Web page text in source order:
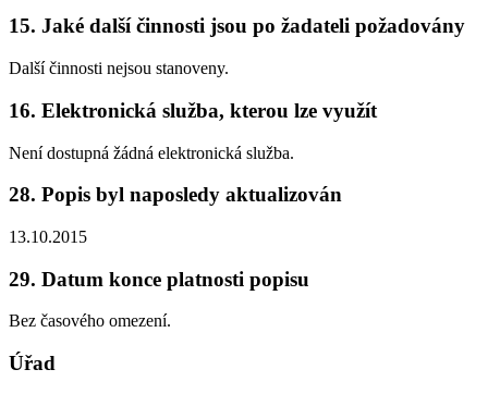
15. Jaké další činnosti jsou po žadateli požadovány
Další činnosti nejsou stanoveny.
16. Elektronická služba, kterou lze využít
Není dostupná žádná elektronická služba.
28. Popis byl naposledy aktualizován
13.10.2015
29. Datum konce platnosti popisu
Bez časového omezení.
Úřad